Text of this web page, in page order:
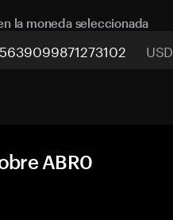
la moneda seleccionada
USD
ABR0